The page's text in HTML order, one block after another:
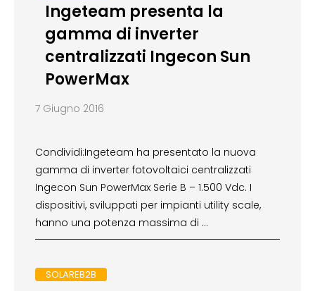
Ingeteam presenta la
gamma di inverter
centralizzati Ingecon Sun
PowerMax
7 Giugno 2016
Condividi:Ingeteam ha presentato la nuova
gamma di inverter fotovoltaici centralizzati
Ingecon Sun PowerMax Serie B – 1.500 Vdc. I
dispositivi, sviluppati per impianti utility scale,
hanno una potenza massima di …
SOLAREB2B